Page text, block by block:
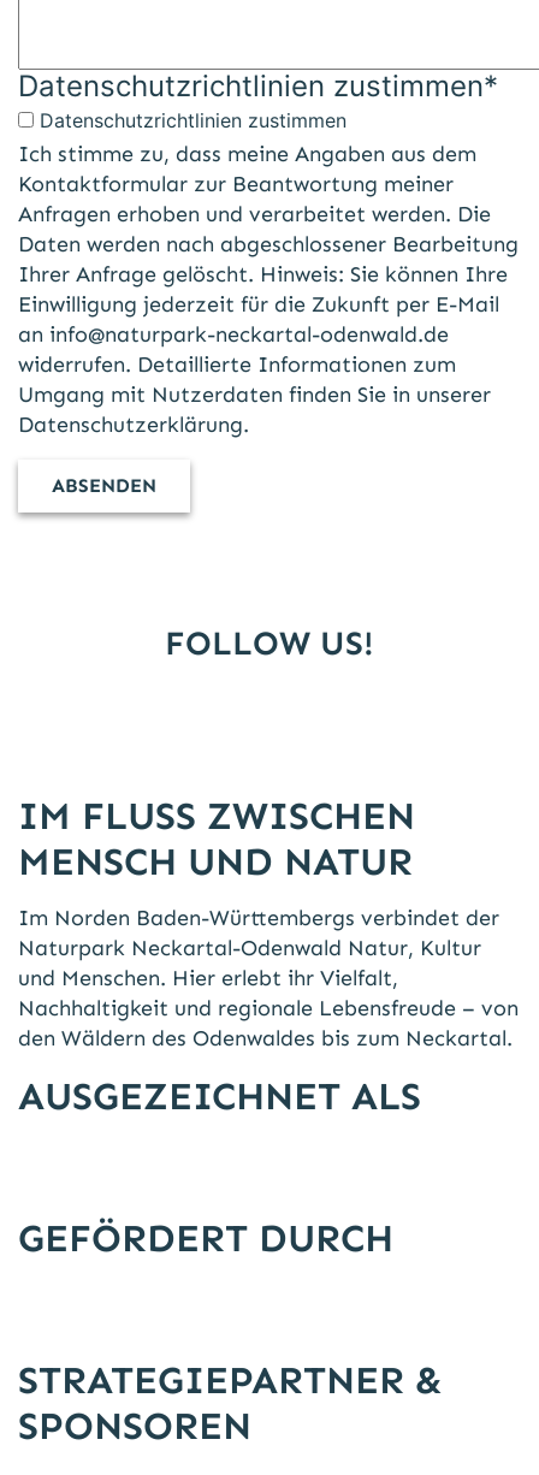
Datenschutzrichtlinien zustimmen*
Datenschutzrichtlinien zustimmen
Ich stimme zu, dass meine Angaben aus dem
Kontaktformular zur Beantwortung meiner
Anfragen erhoben und verarbeitet werden. Die
Daten werden nach abgeschlossener Bearbeitung
Ihrer Anfrage gelöscht. Hinweis: Sie können Ihre
Einwilligung jederzeit für die Zukunft per E-Mail
an info@naturpark-neckartal-odenwald.de
widerrufen. Detaillierte Informationen zum
Umgang mit Nutzerdaten finden Sie in unserer
Datenschutzerklärung.
FOLLOW US!
IM FLUSS ZWISCHEN
MENSCH UND NATUR
Im Norden Baden-Württembergs verbindet der
Naturpark Neckartal-Odenwald Natur, Kultur
und Menschen. Hier erlebt ihr Vielfalt,
Nachhaltigkeit und regionale Lebensfreude – von
den Wäldern des Odenwaldes bis zum Neckartal.
AUSGEZEICHNET ALS
GEFÖRDERT DURCH
STRATEGIEPARTNER &
SPONSOREN